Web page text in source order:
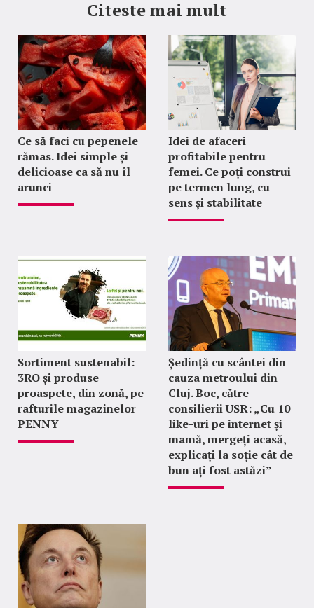
Citeste mai mult
Ce să faci cu pepenele
rămas. Idei simple și
delicioase ca să nu îl
arunci
Idei de afaceri
profitabile pentru
femei. Ce poți construi
pe termen lung, cu
sens și stabilitate
Sortiment sustenabil:
3RO și produse
proaspete, din zonă, pe
rafturile magazinelor
PENNY
Ședință cu scântei din
cauza metroului din
Cluj. Boc, către
consilierii USR: „Cu 10
like-uri pe internet și
mamă, mergeți acasă,
explicați la soție cât de
bun ați fost astăzi”